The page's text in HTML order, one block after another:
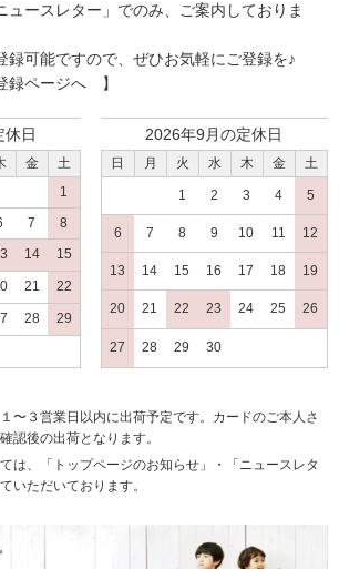
ュースレター」 でのみ、ご案内しておりま
録可能ですので、ぜひお気軽にご登録を♪
録ページへ 】
休日
金
土
1
7
8
14 15
21 22
28 29
2026年9月の定休日
日 月 火 水 木 金 土
1 2 3 4 5
6 7 8 9 10 11 12
13 14 15 16 17 18 19
20 21 22 23 24 25 26
27 28 29 30
〜３営業日以内に出荷予定です。カードのご本人さ
認後の出荷となります。
は、「トップページのお知らせ」・「ニュースレタ
いただいております。